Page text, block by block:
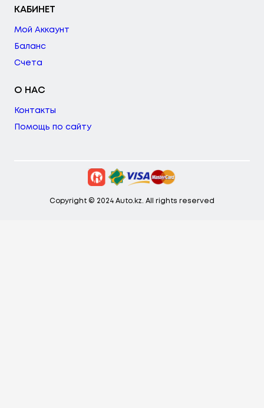
КАБИНЕТ
Мой Аккаунт
Баланс
Счета
О НАС
Контакты
Помощь по сайту
Copyright © 2024 Auto.kz. All rights reserved